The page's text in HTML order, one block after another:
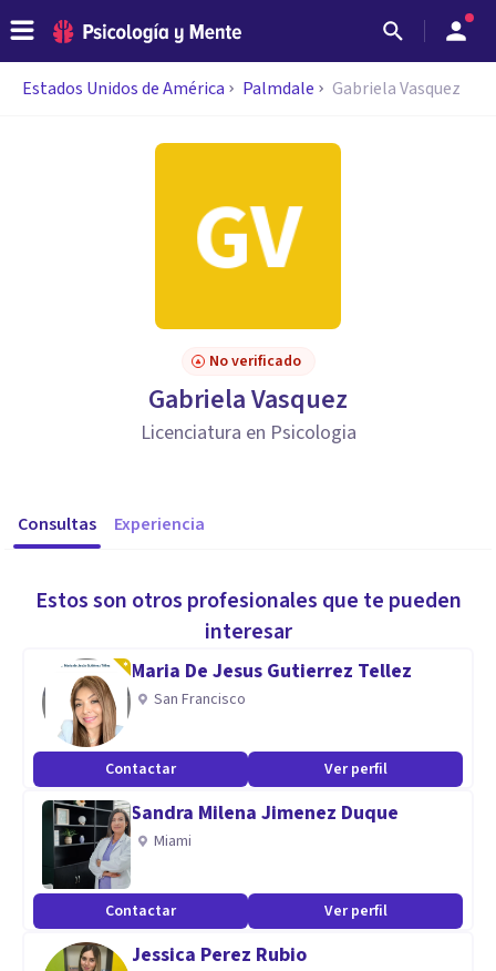
Estados Unidos de América Palmdale Gabriela Vasquez
No verificado
Gabriela Vasquez
Licenciatura en Psicologia
Consultas Experiencia
Estos son otros profesionales que te pueden
interesar
Maria De Jesus Gutierrez Tellez
San Francisco
Contactar Ver perfil
Sandra Milena Jimenez Duque
Miami
Contactar Ver perfil
Jessica Perez Rubio